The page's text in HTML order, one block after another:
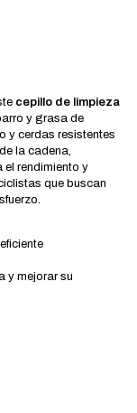
cepillo de limpieza
y grasa de
y cerdas resistentes
la cadena,
el rendimiento y
que buscan
y mejorar su